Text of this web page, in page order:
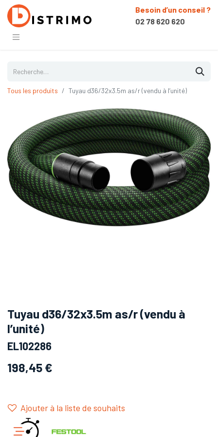
Besoin d’un conseil ?
02 78 620 620
Tous les produits Tuyau d36/32x3.5m as/r (vendu à l’unité)
Tuyau d36/32x3.5m as/r (vendu à
l’unité)
EL102286
198,45 €
Ajouter à la liste de souhaits